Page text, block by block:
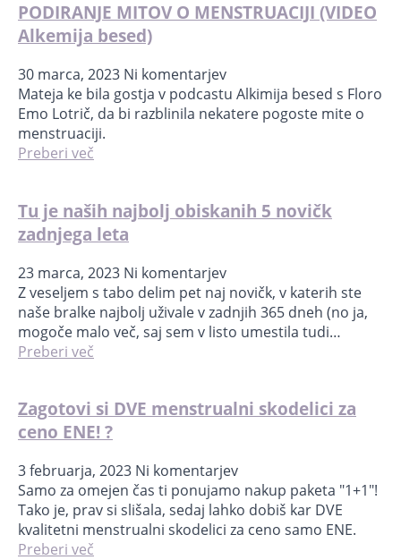
PODIRANJE MITOV O MENSTRUACIJI (VIDEO
Alkemija besed)
30 marca, 2023 Ni komentarjev
Mateja ke bila gostja v podcastu Alkimija besed s Floro
Emo Lotrič, da bi razblinila nekatere pogoste mite o
menstruaciji.
Preberi več
Tu je naših najbolj obiskanih 5 novičk
zadnjega leta
23 marca, 2023 Ni komentarjev
Z veseljem s tabo delim pet naj novičk, v katerih ste
naše bralke najbolj uživale v zadnjih 365 dneh (no ja,
mogoče malo več, saj sem v listo umestila tudi…
Preberi več
Zagotovi si DVE menstrualni skodelici za
ceno ENE! ?
3 februarja, 2023 Ni komentarjev
Samo za omejen čas ti ponujamo nakup paketa "1+1"!
Tako je, prav si slišala, sedaj lahko dobiš kar DVE
kvalitetni menstrualni skodelici za ceno samo ENE.
Preberi več